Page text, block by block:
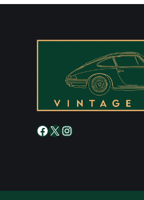
Facebook
X Instagram